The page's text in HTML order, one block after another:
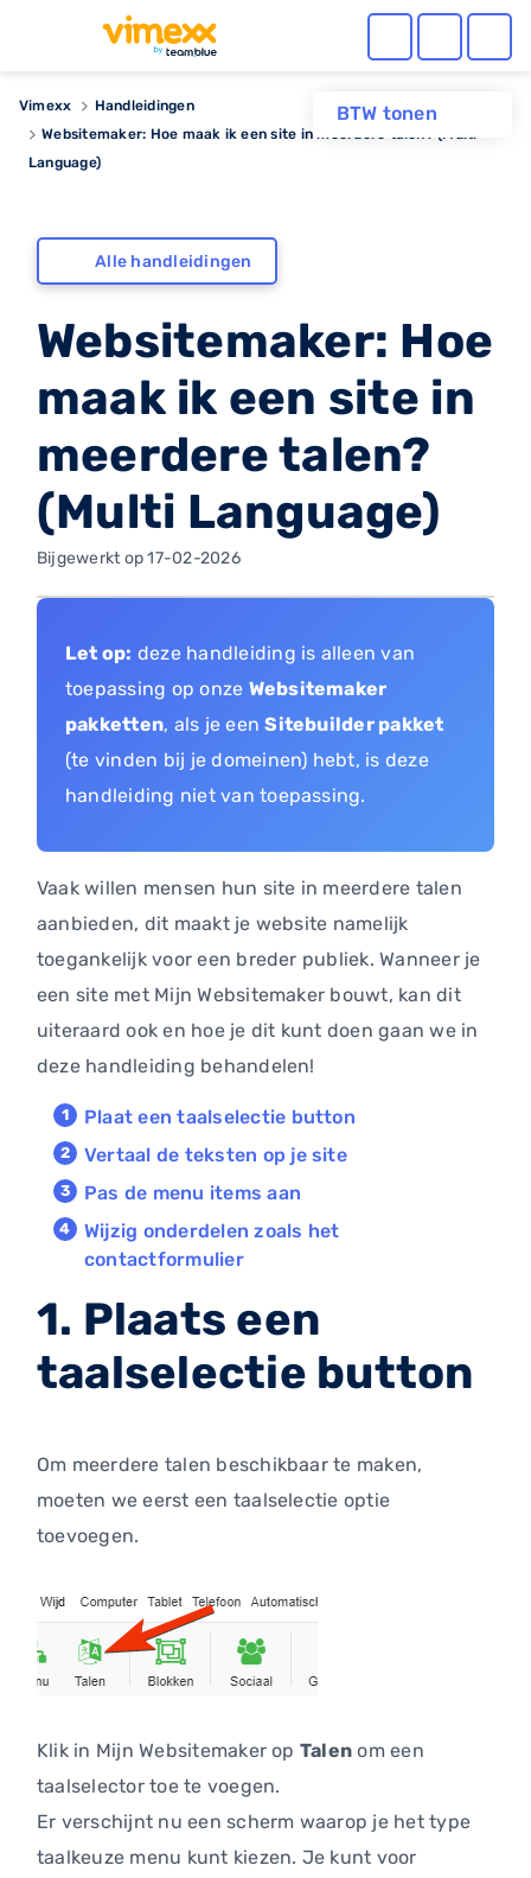
BTW tonen
Vimexx
Handleidingen
Websitemaker: Hoe maak ik een site in meerdere talen? (Multi
Language)
Alle handleidingen
Websitemaker: Hoe
maak ik een site in
meerdere talen?
(Multi Language)
Bijgewerkt op 17-02-2026
Let op: deze handleiding is alleen van
toepassing op onze Websitemaker
pakketten, als je eenSitebuilder pakket
(te vinden bij je domeinen) hebt, is deze
handleiding niet van toepassing.
Vaak willen mensen hun site in meerdere talen
aanbieden, dit maakt je website namelijk
toegankelijk voor een breder publiek. Wanneer je
een site met Mijn Websitemaker bouwt, kan dit
uiteraard ook en hoe je dit kunt doen gaan we in
deze handleiding behandelen!
Plaat een taalselectie button
Vertaal de teksten op je site
Pas de menu items aan
Wijzig onderdelen zoals het
contactformulier
1. Plaats een
taalselectie button
Om meerdere talen beschikbaar te maken,
moeten we eerst een taalselectie optie
toevoegen.
Klik in Mijn Websitemaker op Talen om een
taalselector toe te voegen.
Er verschijnt nu een scherm waarop je het type
taalkeuze menu kunt kiezen. Je kunt voor